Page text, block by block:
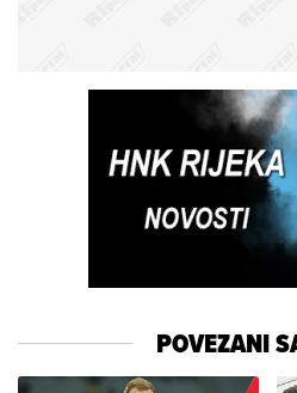
POVEZANI